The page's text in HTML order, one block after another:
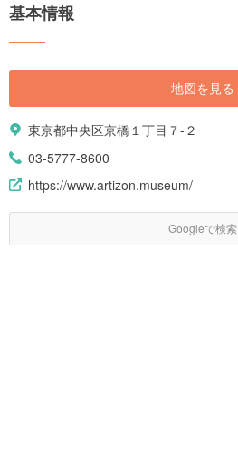
基本情報
地図を見る
東京都中央区京橋１丁目７-２
03-5777-8600
https://www.artizon.museum/
Googleで検索